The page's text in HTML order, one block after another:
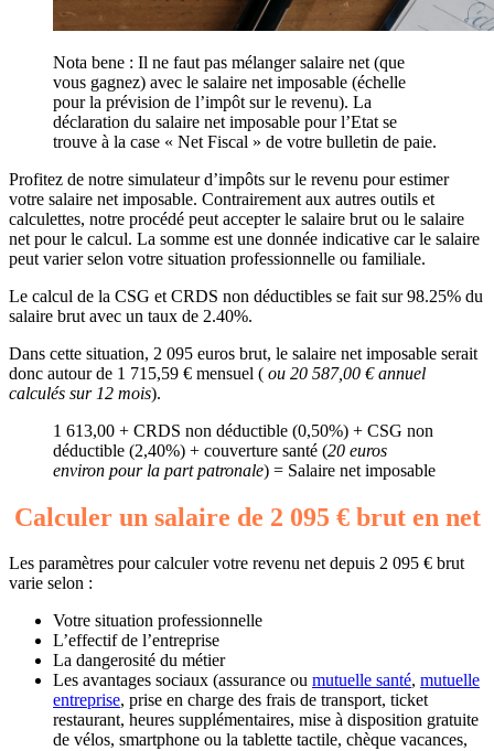
Nota bene : Il ne faut pas mélanger salaire net (que
vous gagnez) avec le salaire net imposable (échelle
pour la prévision de l’impôt sur le revenu). La
déclaration du salaire net imposable pour l’Etat se
trouve à la case « Net Fiscal » de votre bulletin de paie.
Profitez de notre simulateur d’impôts sur le revenu pour estimer
votre salaire net imposable. Contrairement aux autres outils et
calculettes, notre procédé peut accepter le salaire brut ou le salaire
net pour le calcul. La somme est une donnée indicative car le salaire
peut varier selon votre situation professionnelle ou familiale.
Le calcul de la CSG et CRDS non déductibles se fait sur 98.25% du
salaire brut avec un taux de 2.40%.
Dans cette situation, 2 095 euros brut, le salaire net imposable serait
donc autour de 1 715,59 € mensuel ( ou 20 587,00 € annuel
calculés sur 12 mois).
1 613,00 + CRDS non déductible (0,50%) + CSG non
déductible (2,40%) + couverture santé (20 euros
environ pour la part patronale) = Salaire net imposable
Calculer un salaire de 2 095 € brut en net
Les paramètres pour calculer votre revenu net depuis 2 095 € brut
varie selon :
Votre situation professionnelle
L’effectif de l’entreprise
La dangerosité du métier
Les avantages sociaux (assurance ou mutuelle santé, mutuelle
entreprise, prise en charge des frais de transport, ticket
restaurant, heures supplémentaires, mise à disposition gratuite
de vélos, smartphone ou la tablette tactile, chèque vacances,